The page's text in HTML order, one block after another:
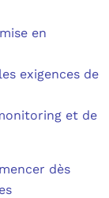
en
exigences de
et de
dès